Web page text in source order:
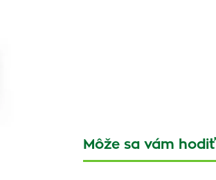
Môže sa vám hodiť